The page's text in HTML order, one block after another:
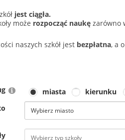
jest ciągła.
może rozpocząć naukę zarówno
naszych szkół jest bezpłatna, a
miasta kierunku